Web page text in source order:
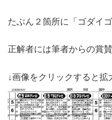
たぶん２箇所に「ゴダイ
正解者には筆者からの賞
↓画像をクリックすると拡